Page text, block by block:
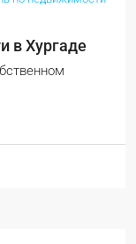
в Хургаде